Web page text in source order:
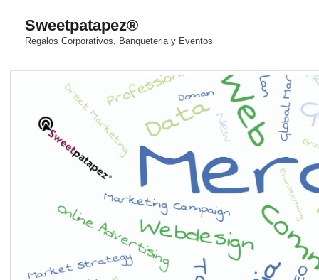
contenido
Sweetpatapez®
Regalos Corporativos, Banqueteria y Eventos